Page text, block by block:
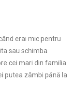
erai mic pentru
sau schimba
cei mari din familia
putea zâmbi pănă la